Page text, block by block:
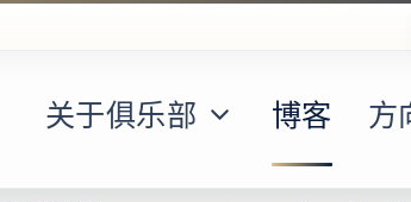
关于俱乐部 博客 方